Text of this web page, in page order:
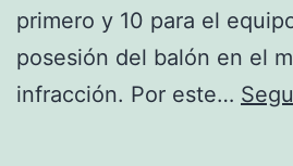
primero y 10 para el
posesión del balón en el
infracción. Por este…